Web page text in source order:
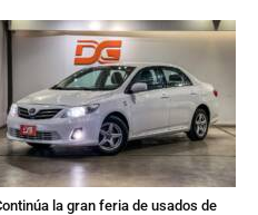
la gran feria de usados de